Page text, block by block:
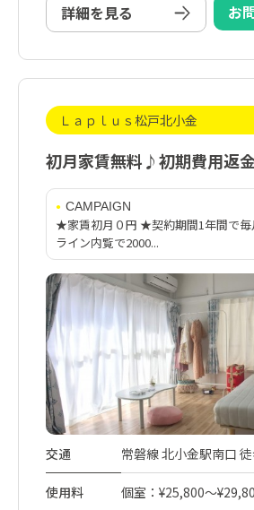
詳細を見る お
Ｌａｐｌｕｓ松戸北小金
初月家賃無料♪初期費用返
CAMPAIGN
★家賃初月０円 ★契約期間1年間で毎
ライン内覧で2000...
交通 常磐線 北小金駅南口
使用料 個室：¥25,800～